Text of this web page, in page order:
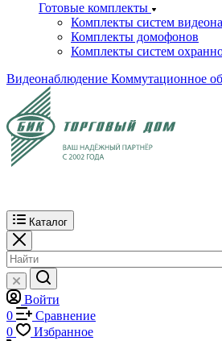
Готовые комплекты
Комплекты систем
Комплекты домофонов
Комплекты систем
Видеонаблюдение Коммутационное
Каталог
Войти
0
Сравнение
0
Избранное